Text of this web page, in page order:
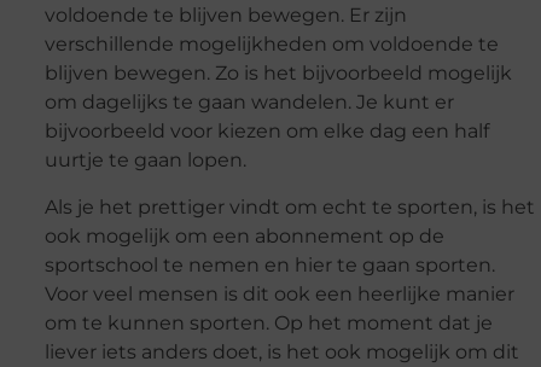
voldoende te blijven bewegen. Er zijn
verschillende mogelijkheden om voldoende te
blijven bewegen. Zo is het bijvoorbeeld mogelijk
om dagelijks te gaan wandelen. Je kunt er
bijvoorbeeld voor kiezen om elke dag een half
uurtje te gaan lopen.
Als je het prettiger vindt om echt te sporten, is het
ook mogelijk om een abonnement op de
sportschool te nemen en hier te gaan sporten.
Voor veel mensen is dit ook een heerlijke manier
om te kunnen sporten. Op het moment dat je
liever iets anders doet, is het ook mogelijk om dit